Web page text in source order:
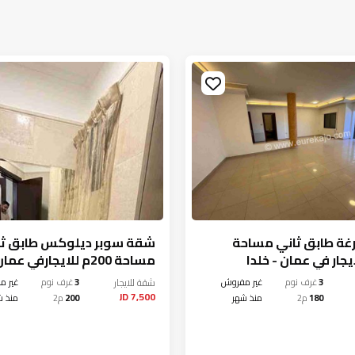
طابق ثاني مساحة
3غرف نوم
غير مفروش
180م2 منذ شهر
شقة سوبر ديلوكس طابق
مساحة 200م للايجارفي عمان - خلدا
شقةللايجار
7,500 JD
3غرف نوم
غير
200م2 منذ